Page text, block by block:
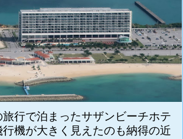
行で泊まったサザンビーチホテ
機が大きく見えたのも納得の近